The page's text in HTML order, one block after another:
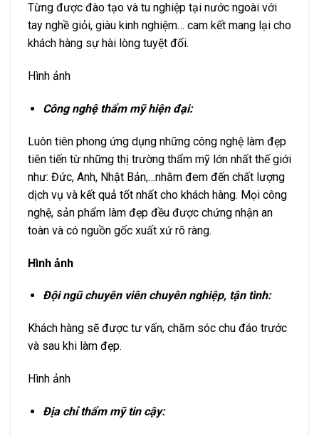
Từng được đào tạo và tu nghiệp tại nước ngoài với
tay nghề giỏi, giàu kinh nghiệm… cam kết mang lại cho
khách hàng sự hài lòng tuyệt đối.
Hình ảnh
Công nghệ thẩm mỹ hiện đại:
Luôn tiên phong ứng dụng những công nghệ làm đẹp
tiên tiến từ những thị trường thẩm mỹ lớn nhất thế giới
như: Đức, Anh, Nhật Bản,…nhằm đem đến chất lượng
dịch vụ và kết quả tốt nhất cho khách hàng. Mọi công
nghệ, sản phẩm làm đẹp đều được chứng nhận an
toàn và có nguồn gốc xuất xứ rõ ràng.
Hình ảnh
Đội ngũ chuyên viên chuyên nghiệp, tận tình:
Khách hàng sẽ được tư vấn, chăm sóc chu đáo trước
và sau khi làm đẹp.
Hình ảnh
Địa chỉ thẩm mỹ tin cậy: